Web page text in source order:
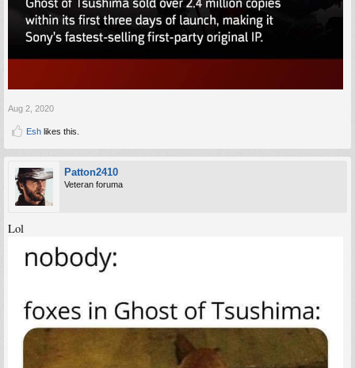
Aug 2, 2020
Esh likes this.
Patton2410
Veteran foruma
Lol